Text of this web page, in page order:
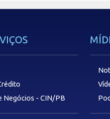
Negócios - CIN/PB